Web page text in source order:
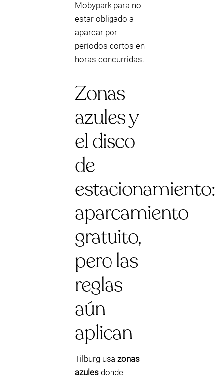
Mobypark para no
estar obligado a
aparcar por
períodos cortos en
horas concurridas.
Zonas
azules y
el disco
de
estacionamiento:
aparcamiento
gratuito,
pero las
reglas
aún
aplican
Tilburg usa zonas
azules donde